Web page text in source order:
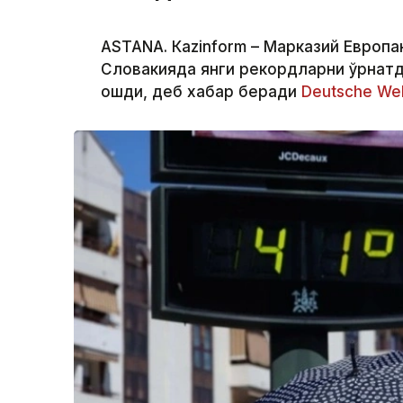
ASTANА. Кazinform – Марказий
Словакияда янги рекордларни
ошди, деб хабар беради Deutsche